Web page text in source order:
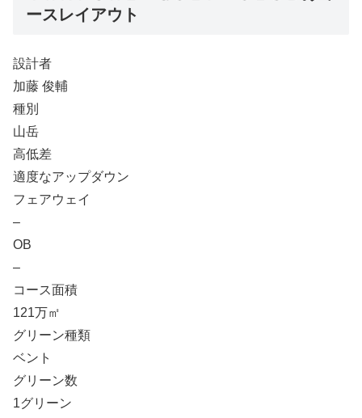
ースレイアウト
設計者
加藤 俊輔
種別
山岳
高低差
適度なアップダウン
フェアウェイ
–
OB
–
コース面積
121万㎡
グリーン種類
ベント
グリーン数
1グリーン